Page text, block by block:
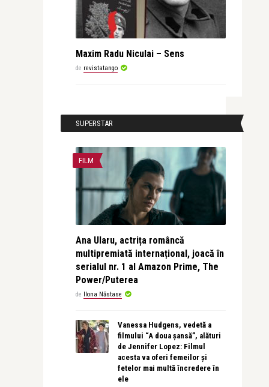
Maxim Radu Niculai – Sens
de revistatango
SUPERSTAR
FILM
Ana Ularu, actrița româncă
multipremiată internațional, joacă în
serialul nr. 1 al Amazon Prime, The
Power/Puterea
de Ilona Năstase
Vanessa Hudgens, vedetă a
filmului “A doua șansă”, alături
de Jennifer Lopez: Filmul
acesta va oferi femeilor și
fetelor mai multă încredere în
ele